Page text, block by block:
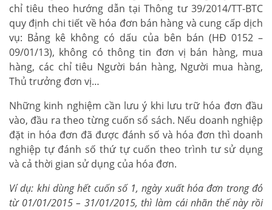
chỉ tiêu theo hướng dẫn tại Thông tư 39/2014/TT-BTC
quy định chi tiết về hóa đơn bán hàng và cung cấp dịch
vụ: Bảng kê không có dấu của bên bán (HĐ 0152 –
09/01/13), không có thông tin đơn vị bán hàng, mua
hàng, các chỉ tiêu Người bán hàng, Người mua hàng,
Thủ trưởng đơn vị…
Những kinh nghiệm cần lưu ý khi lưu trữ hóa đơn đầu
vào, đầu ra theo từng cuốn sổ sách. Nếu doanh nghiệp
đặt in hóa đơn đã được đánh số và hóa đơn thì doanh
nghiệp tự đánh số thứ tự cuốn theo trình tư sử dụng
và cả thời gian sử dụng của hóa đơn.
Ví dụ: khi dùng hết cuốn số 1, ngày xuất hóa đơn trong đó
từ 01/01/2015 – 31/01/2015, thì làm cái nhãn thế này rồi